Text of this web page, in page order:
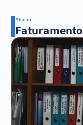
Also in
Faturamento